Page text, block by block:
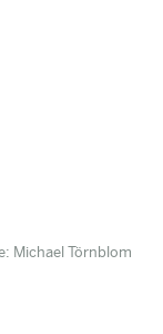
Michael Törnblom